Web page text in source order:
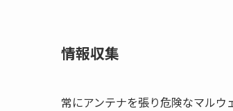
情報収集
常にアンテナを張り危険なマル